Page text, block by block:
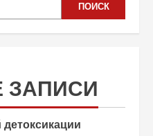
ПОИСК
ЗАПИСИ